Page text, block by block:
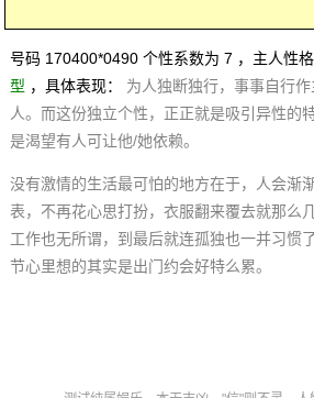
号码 170400*0490 个性系数为 7 ，主人性格
型 ，具体表现： 为人独断独行，事事自行
人。而这份独立个性，正正就是吸引异性的
是渴望有人可让他/她依赖。
没有激情的生活最可怕的地方在于，人会渐
表，不再花心思打扮，衣服翻来覆去就那么
工作也无所谓，到最后就连孤独也一并习惯
节心里想的其实是出门约会好特么累。